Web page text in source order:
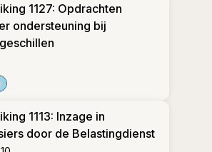
1127: Opdrachten
ondersteuning bij
1113: Inzage in
door de Belastingdienst